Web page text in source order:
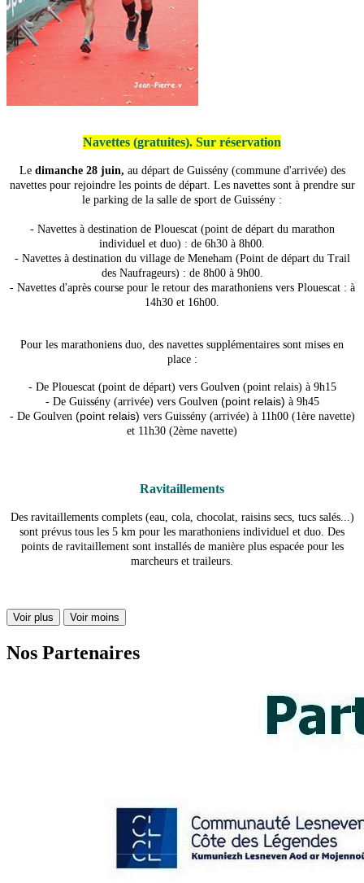
Navettes (gratuites). Sur réservation
Le dimanche 28 juin, au départ de Guissény (commune d'arrivée) des
navettes pour rejoindre les points de départ. Les navettes sont à prendre sur
le parking de la salle de sport de Guissény :
- Navettes à destination de Plouescat (point de départ du marathon
individuel et duo) : de 6h30 à 8h00.
- Navettes à destination du village de Meneham (Point de départ du Trail
des Naufrageurs) : de 8h00 à 9h00.
- Navettes d'après course pour le retour des marathoniens vers Plouescat : à
14h30 et 16h00.
Pour les marathoniens duo, des navettes supplémentaires sont mises en
place :
- De Plouescat (point de départ) vers Goulven (point relais) à 9h15
- De Guissény (arrivée) vers Goulven (point relais) à 9h45
- De Goulven (point relais) vers Guissény (arrivée) à 11h00 (1ère navette)
et 11h30 (2ème navette)
Ravitaillements
Des ravitaillements complets (eau, cola, chocolat, raisins secs, tucs salés...)
sont prévus tous les 5 km pour les marathoniens individuel et duo. Des
points de ravitaillement sont installés de manière plus espacée pour les
marcheurs et traileurs.
Voir plus Voir moins
Nos Partenaires